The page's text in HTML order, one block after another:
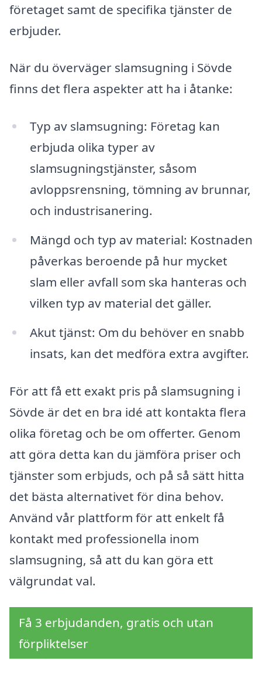
företaget samt de specifika tjänster de
erbjuder.
När du överväger slamsugning i Sövde
finns det flera aspekter att ha i åtanke:
Typ av slamsugning: Företag kan
erbjuda olika typer av
slamsugningstjänster, såsom
avloppsrensning, tömning av brunnar,
och industrisanering.
Mängd och typ av material: Kostnaden
påverkas beroende på hur mycket
slam eller avfall som ska hanteras och
vilken typ av material det gäller.
Akut tjänst: Om du behöver en snabb
insats, kan det medföra extra avgifter.
För att få ett exakt pris på slamsugning i
Sövde är det en bra idé att kontakta flera
olika företag och be om offerter. Genom
att göra detta kan du jämföra priser och
tjänster som erbjuds, och på så sätt hitta
det bästa alternativet för dina behov.
Använd vår plattform för att enkelt få
kontakt med professionella inom
slamsugning, så att du kan göra ett
välgrundat val.
Få 3 erbjudanden, gratis och utan
förpliktelser